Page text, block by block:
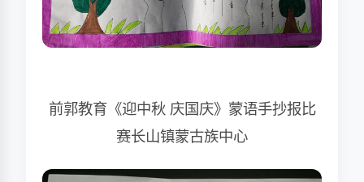
前郭教育《迎中秋 庆国庆》蒙语手抄报比
赛长山镇蒙古族中心